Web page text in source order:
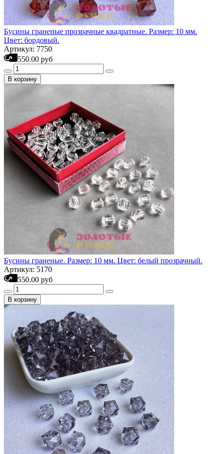
Бусины граненые прозрачные квадратные. Размер: 10 мм.
Цвет: бордовый.
Артикул: 7750
550.00 руб
В корзину
Бусины граненые. Размер: 10 мм. Цвет: белый прозрачный.
Артикул: 5170
550.00 руб
В корзину